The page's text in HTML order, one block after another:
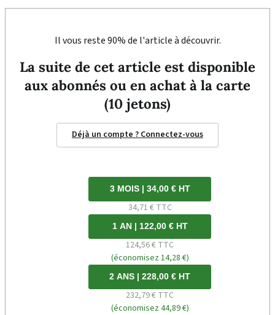
Il vous reste 90% de l'article à découvrir.
La suite de cet article est disponible
aux abonnés ou en achat à la carte
(10 jetons)
Déjà un compte ? Connectez-vous
3 MOIS | 34,00 € HT
34,71 € TTC
1 AN | 122,00 € HT
124,56 € TTC
(économisez 14,28 €)
2 ANS | 228,00 € HT
232,79 € TTC
(économisez 44,89 €)